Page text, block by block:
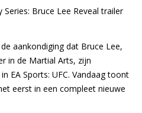
aankondiging dat Bruce Lee,
in de Martial Arts, zijn
EA Sports: UFC. Vandaag toont
eerst in een compleet nieuwe